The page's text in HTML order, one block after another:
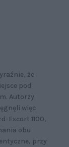
że
pod
Autorzy
więc
Escort 1100,
obu
przy